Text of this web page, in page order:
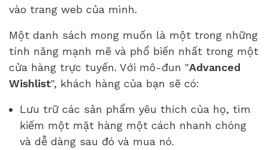
vào trang web của mình.
Một danh sách mong muốn là một trong những
tính năng mạnh mẽ và phổ biến nhất trong một
cửa hàng trực tuyến. Với mô-đun "Advanced
Wishlist", khách hàng của bạn sẽ có:
Lưu trữ các sản phẩm yêu thích của họ, tìm
kiếm một mặt hàng một cách nhanh chóng
và dễ dàng sau đó và mua nó.